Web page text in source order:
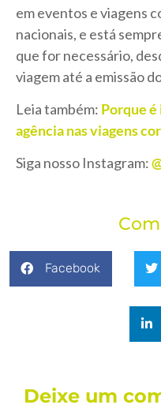
em eventos e viagens
nacionais, e está
que for necessário,
viagem até a emissão
Leia também: Porque
agência nas viagens
Siga nosso Instagram:
Facebook
Deixe um